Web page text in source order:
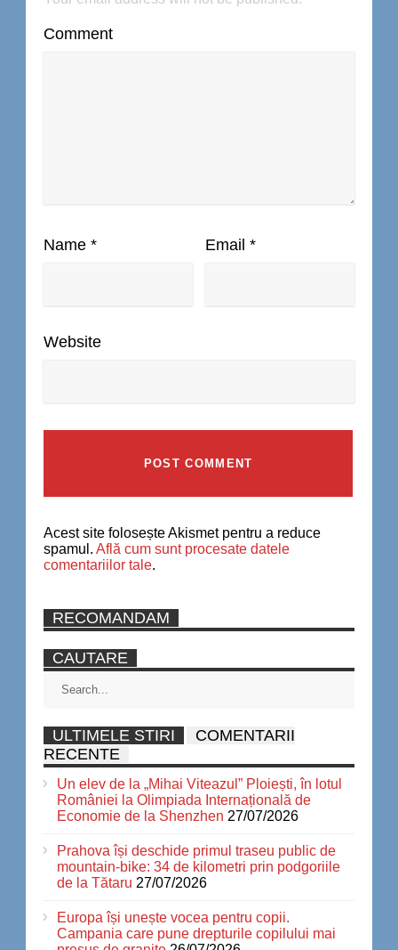
Comment
Name * Email *
Website
Acest site folosește Akismet pentru a reduce
spamul. Află cum sunt procesate datele
comentariilor tale.
RECOMANDAM
CAUTARE
ULTIMELE STIRI
COMENTARII
RECENTE
Un elev de la „Mihai Viteazul” Ploiești, în lotul
României la Olimpiada Internațională de
Economie de la Shenzhen 27/07/2026
Prahova își deschide primul traseu public de
mountain-bike: 34 de kilometri prin podgoriile
de la Tătaru 27/07/2026
Europa își unește vocea pentru copii.
Campania care pune drepturile copilului mai